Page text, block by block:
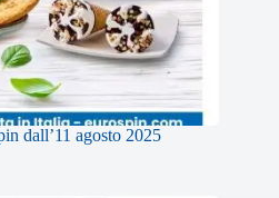
dall’11 agosto 2025